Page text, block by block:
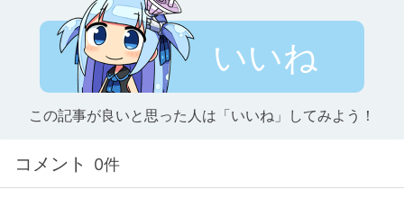
いいね
この記事が良いと思った人は「いいね」してみよう！
コメント 0件